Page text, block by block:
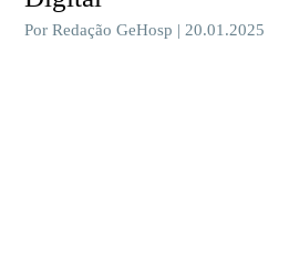
Por Redação GeHosp | 20.01.2025